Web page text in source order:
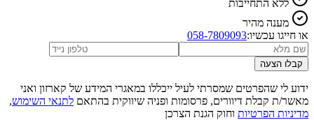
ללא התחייבות
מענה מהיר
או חייגו עכשיו:058-7809093
קבלו הצעה
ידוע לי שהפרטים שמסרתי לעיל ייכללו במאגרי המידע של קארזון ואני
מאשר/ת קבלת דיוורים, פרסומות ופניה שיווקית בהתאם לתנאי השימוש,
מדיניות הפרטיות וחוק הגנת הצרכן